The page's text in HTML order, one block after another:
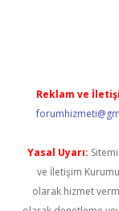
Reklam ve
Yasal Uyarı:
ve İletişim
olarak hizmet